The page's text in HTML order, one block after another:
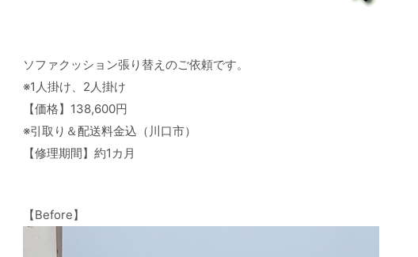
ソファクッション張り替えのご依頼です。
※1人掛け、2人掛け
【価格】138,600円
※引取り＆配送料金込（川口市）
【修理期間】約1カ月
【Before】